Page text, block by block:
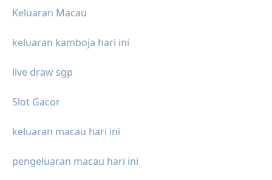
Keluaran Macau
keluaran kamboja hari ini
live draw sgp
Slot Gacor
keluaran macau hari ini
pengeluaran macau hari ini